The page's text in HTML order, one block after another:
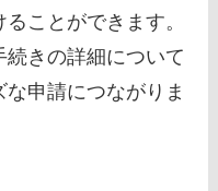
ことができます。
続きの詳細について
申請につながりま